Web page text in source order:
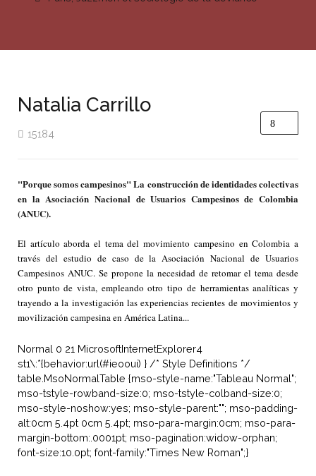
Natalia Carrillo
15184
"Porque somos campesinos" La construcción de identidades colectivas
en la Asociación Nacional de Usuarios Campesinos de Colombia
(ANUC).
El artículo aborda el tema del movimiento campesino en Colombia a
través del estudio de caso de la Asociación Nacional de Usuarios
Campesinos ANUC. Se propone la necesidad de retomar el tema desde
otro punto de vista, empleando otro tipo de herramientas analíticas y
trayendo a la investigación las experiencias recientes de movimientos y
movilización campesina en América Latina...
Normal 0 21 MicrosoftInternetExplorer4
st1\:*{behavior:url(#ieooui) } /* Style Definitions */
table.MsoNormalTable {mso-style-name:"Tableau Normal";
mso-tstyle-rowband-size:0; mso-tstyle-colband-size:0;
mso-style-noshow:yes; mso-style-parent:""; mso-padding-
alt:0cm 5.4pt 0cm 5.4pt; mso-para-margin:0cm; mso-para-
margin-bottom:.0001pt; mso-pagination:widow-orphan;
font-size:10.0pt; font-family:"Times New Roman";}